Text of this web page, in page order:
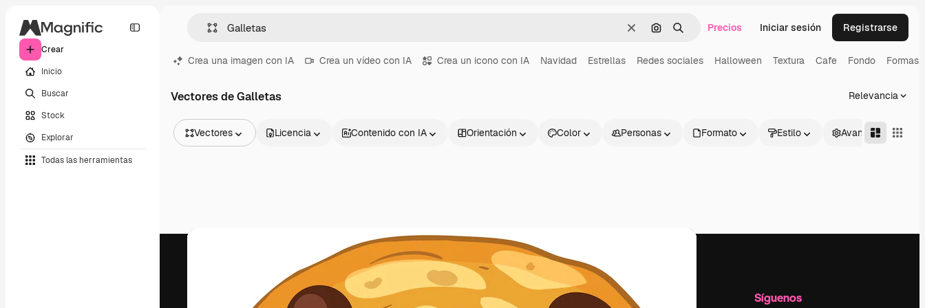
Crear
Inicio
Buscar
Stock
Explorar
Todas las herramientas
BorrarBuscar por imagen
BuscarPrecios Iniciar sesión Registrarse
Crea una imagen con IA Crea un vídeo con IA Crea un icono con IA Navidad Estrellas Redes sociales Halloween Textura Cafe Fondo Formas
Vectores de Galletas Relevancia
Vectores
Vídeos
Licencia Contenido con IA Orientación Color Personas Formato Estilo Avanzado
Productos Información útil Síguenos